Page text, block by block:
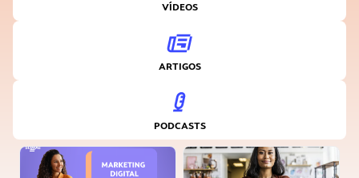
VÍDEOS
ARTIGOS
PODCASTS